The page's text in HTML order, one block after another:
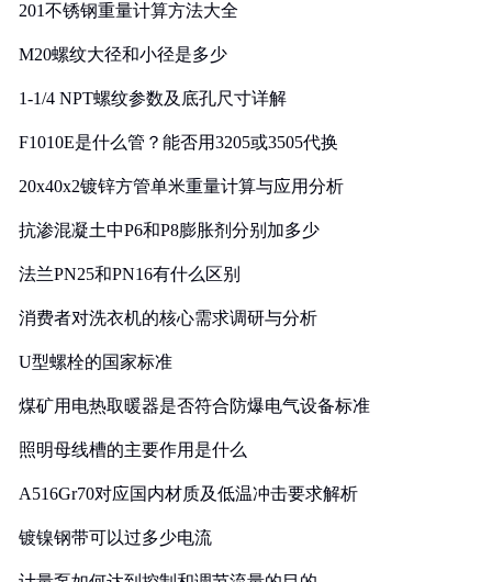
201不锈钢重量计算方法大全
M20螺纹大径和小径是多少
1-1/4 NPT螺纹参数及底孔尺寸详解
F1010E是什么管？能否用3205或3505代换
20x40x2镀锌方管单米重量计算与应用分析
抗渗混凝土中P6和P8膨胀剂分别加多少
法兰PN25和PN16有什么区别
消费者对洗衣机的核心需求调研与分析
U型螺栓的国家标准
煤矿用电热取暖器是否符合防爆电气设备标准
照明母线槽的主要作用是什么
A516Gr70对应国内材质及低温冲击要求解析
镀镍钢带可以过多少电流